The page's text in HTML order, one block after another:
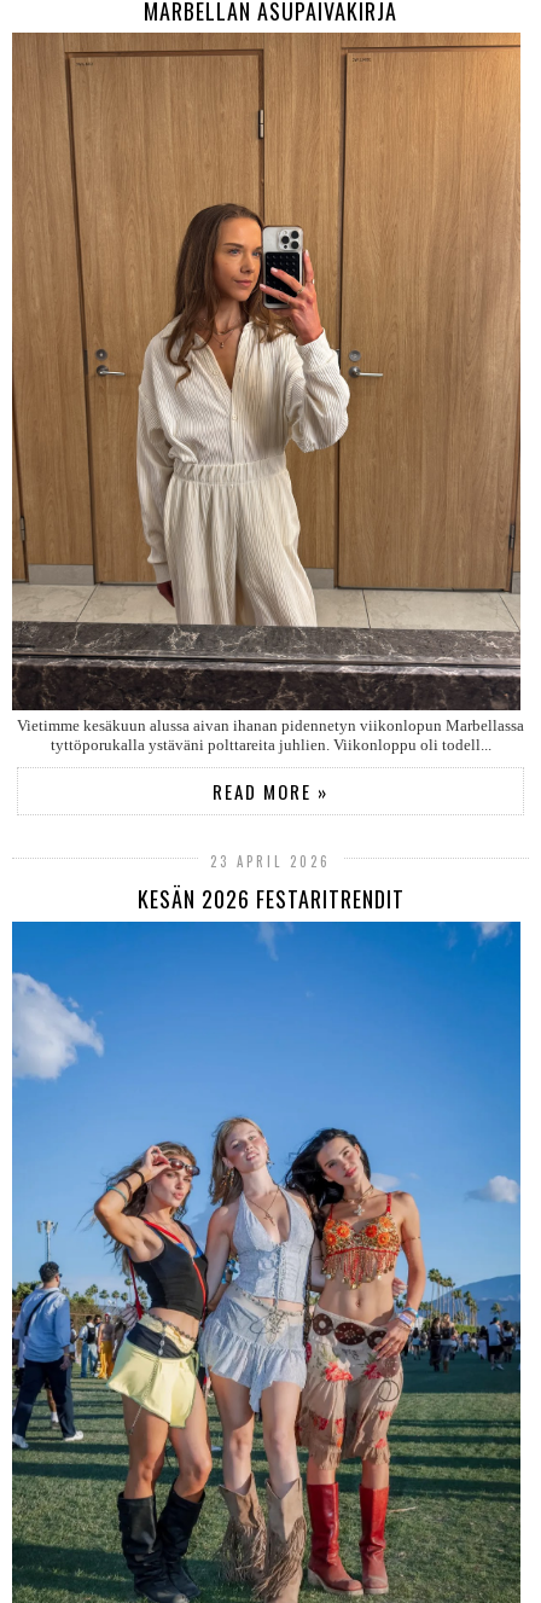
MARBELLAN ASUPÄIVÄKIRJA
Vietimme kesäkuun alussa aivan ihanan pidennetyn viikonlopun Marbellassa
tyttöporukalla ystäväni polttareita juhlien. Viikonloppu oli todell...
READ MORE »
23 APRIL 2026
KESÄN 2026 FESTARITRENDIT